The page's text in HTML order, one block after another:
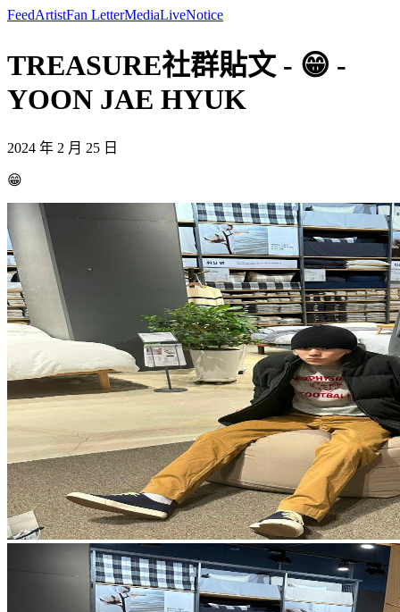
FeedArtistFan LetterMediaLiveNotice
TREASURE社群貼文 - 😁 -
YOON JAE HYUK
2024 年 2 月 25 日
😁